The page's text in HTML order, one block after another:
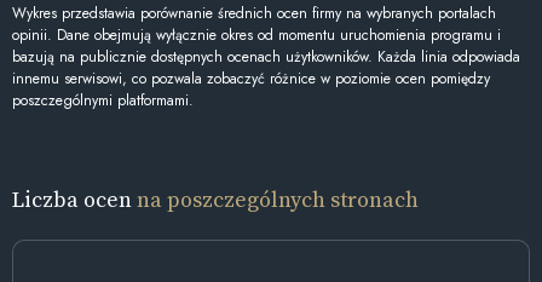
Wykres przedstawia porównanie średnich ocen firmy na wybranych portalach
opinii. Dane obejmują wyłącznie okres od momentu uruchomienia programu i
bazują na publicznie dostępnych ocenach użytkowników. Każda linia odpowiada
innemu serwisowi, co pozwala zobaczyć różnice w poziomie ocen pomiędzy
poszczególnymi platformami.
Liczba ocenna poszczególnych stronach